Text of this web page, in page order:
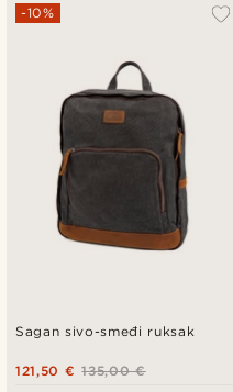
Sagan sivo-smeđi ruksak
-10%
135,00 €
121,50 €